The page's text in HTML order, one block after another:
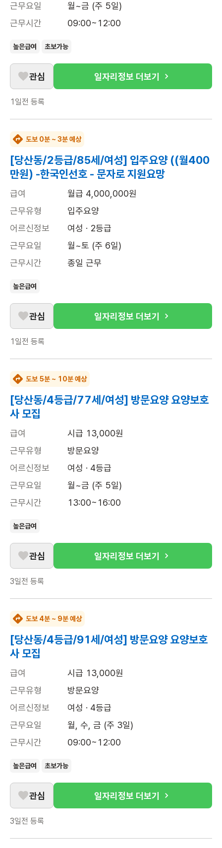
근무요일
월~금 (주 5일)
근무시간
09:00~12:00
높은급여 초보가능
관심 일자리정보 더보기
1일전 등록
도보 0분 ~ 3분 예상
[당산동/2등급/85세/여성] 입주요양 ((월400
만원) -한국인선호 - 문자로 지원요망
급여
월급 4,000,000원
근무유형
입주요양
어르신정보
여성 · 2등급
근무요일
월~토 (주 6일)
근무시간
종일 근무
높은급여
관심 일자리정보 더보기
1일전 등록
도보 5분 ~ 10분 예상
[당산동/4등급/77세/여성] 방문요양 요양보호
사 모집
급여
시급 13,000원
근무유형
방문요양
어르신정보
여성 · 4등급
근무요일
월~금 (주 5일)
근무시간
13:00~16:00
높은급여
관심 일자리정보 더보기
3일전 등록
도보 4분 ~ 9분 예상
[당산동/4등급/91세/여성] 방문요양 요양보호
사 모집
급여
시급 13,000원
근무유형
방문요양
어르신정보
여성 · 4등급
근무요일
월, 수, 금 (주 3일)
근무시간
09:00~12:00
높은급여 초보가능
관심 일자리정보 더보기
3일전 등록